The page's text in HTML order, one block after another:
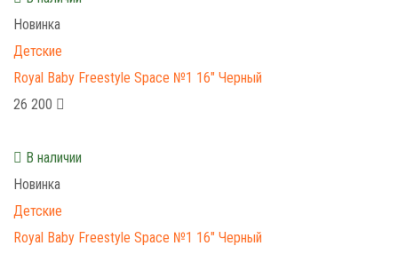
Новинка
Детские
Royal Baby Freestyle Space №1 16" Черный
26 200
В наличии
Новинка
Детские
Royal Baby Freestyle Space №1 16" Черный